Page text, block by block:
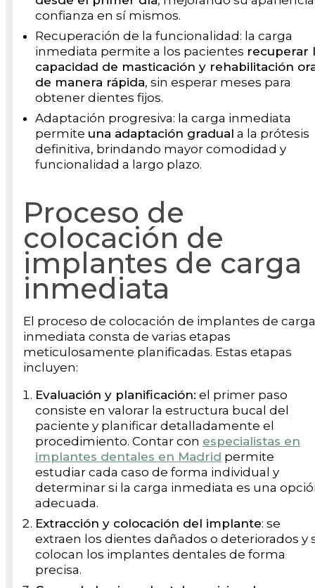
confianza en sí mismos.
Recuperación de la funcionalidad: la carga
inmediata permite a los pacientes recuperar
capacidad de masticación y rehabilitación
de manera rápida, sin esperar meses para
obtener dientes fijos.
Adaptación progresiva: la carga inmediata
permite una adaptación gradual a la prótesis
definitiva, brindando mayor comodidad y
funcionalidad a largo plazo.
Proceso de
colocación de
implantes de carga
inmediata
El proceso de colocación de implantes de carga
inmediata consta de varias etapas
meticulosamente planificadas. Estas etapas
incluyen:
Evaluación y planificación: el primer paso
consiste en valorar la estructura bucal del
paciente y planificar detalladamente el
procedimiento. Contar con especialistas en
implantes dentales en Madrid permite
estudiar cada caso de forma individual y
determinar si la carga inmediata es una
adecuada.
Extracción y colocación del implante: se
extraen los dientes dañados o deteriorados y
colocan los implantes dentales de forma
precisa.